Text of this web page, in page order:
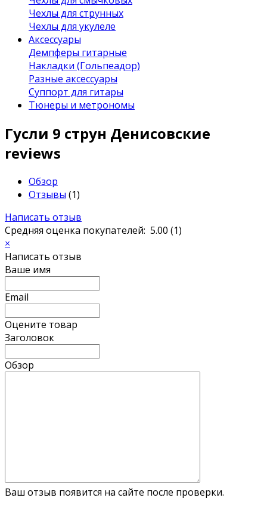
Чехлы для струнных
Чехлы для укулеле
Аксессуары
Демпферы гитарные
Накладки (Гольпеадор)
Разные аксессуары
Суппорт для гитары
Тюнеры и метрономы
​Гусли 9 струн Денисовские
reviews
Обзор
Отзывы (1)
Написать отзыв
Средняя оценка покупателей: 5.00 (1)
×
Написать отзыв
Ваше имя
Email
Оцените товар
Заголовок
Обзор
Ваш отзыв появится на сайте после проверки.